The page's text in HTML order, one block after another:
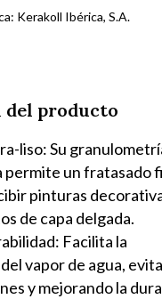
Kerakoll Ibérica, S.A.
del producto
liso: Su
permite un fratasado
pinturas
de capa delgada.
Facilita la
vapor de agua,
y mejorando la